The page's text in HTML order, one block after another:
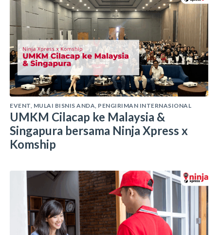
EVENT MULAI BISNIS ANDA PENGIRIMAN INTERNASIONAL
UMKM Cilacap ke Malaysia &
Singapura bersama Ninja Xpress x
Komship